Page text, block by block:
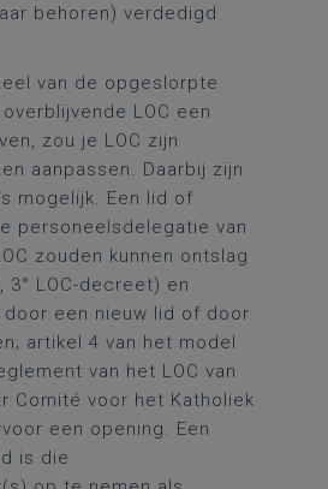
behoren) verdedigd
van de opgeslorpte
LOC een
zou je LOC zijn
aanpassen. Daarbij zijn
mogelijk. Een lid of
personeelsdelegatie van
zouden kunnen ontslag
3° LOC-decreet) en
een nieuw lid of door
artikel 4 van het model
van het LOC van
Comité voor het Katholiek
een opening. Een
is die